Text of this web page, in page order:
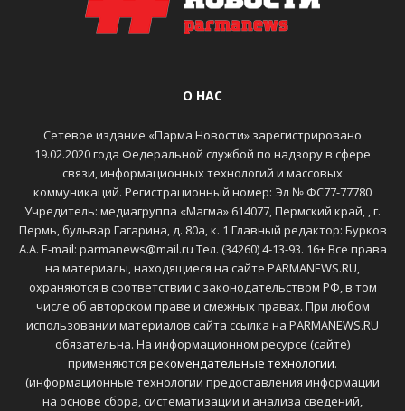
О НАС
Сетевое издание «Парма Новости» зарегистрировано
19.02.2020 года Федеральной службой по надзору в сфере
связи, информационных технологий и массовых
коммуникаций. Регистрационный номер: Эл № ФС77-77780
Учредитель: медиагруппа «Магма» 614077, Пермский край, , г.
Пермь, бульвар Гагарина, д. 80а, к. 1 Главный редактор: Бурков
А.А. E-mail: parmanews@mail.ru Тел. (34260) 4-13-93. 16+ Все права
на материалы, находящиеся на сайте PARMANEWS.RU,
охраняются в соответствии с законодательством РФ, в том
числе об авторском праве и смежных правах. При любом
использовании материалов сайта ссылка на PARMANEWS.RU
обязательна. На информационном ресурсе (сайте)
применяются рекомендательные технологии.
(информационные технологии предоставления информации
на основе сбора, систематизации и анализа сведений,